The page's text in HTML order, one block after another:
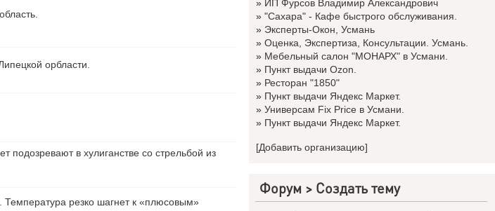
орбласти.
подозревают в хулиганстве со стрельбой из
Температура резко шагнет к «плюсовым»
» ИП Фурсов Владимир Александрович
» "Сахара" - Кафе быстрого обслуживания.
» Эксперты-Окон, Усмань
» Оценка, Экспертиза, Консультации. Усмань.
» Мебельный салон "МОНАРХ" в Усмани.
» Пункт выдачи Ozon.
» Ресторан "1850"
» Пункт выдачи Яндекс Маркет.
» Универсам Fix Price в Усмани.
» Пункт выдачи Яндекс Маркет.
[Добавить организацию]
Форум > Создать тему